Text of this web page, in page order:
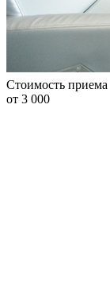
Стоимость приема
от 3 000